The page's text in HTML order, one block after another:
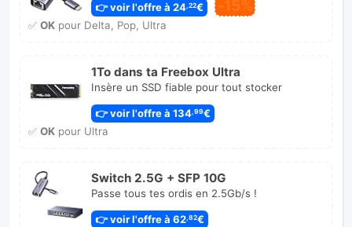
👉 voir l'offre à 24 ,22€ -15%
✅ OKpour Delta, Pop, Ultra
1To dans ta Freebox Ultra
Insère un SSD fiable pour tout stocker
👉 voir l'offre à 134 ,99€
✅ OKpour Ultra
Switch 2.5G + SFP 10G
Passe tous tes ordis en 2.5Gb/s !
👉 voir l'offre à 62,82€